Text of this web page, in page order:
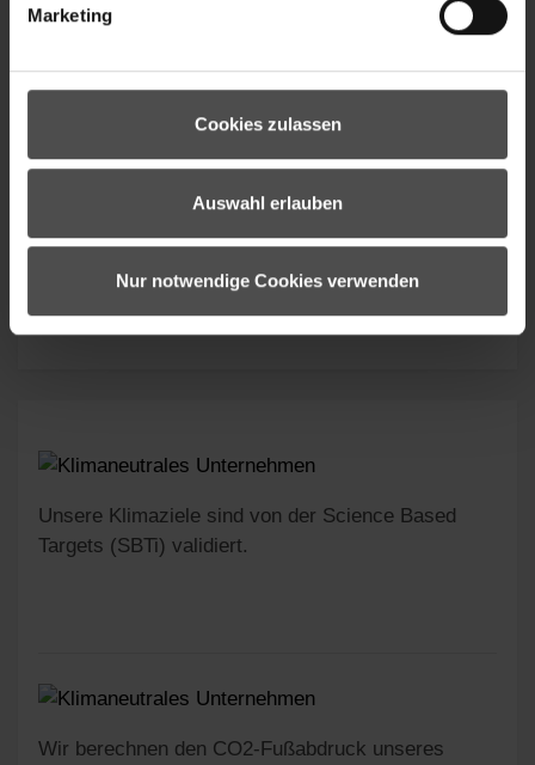
Marketing
Cookies zulassen
Auswahl erlauben
Nur notwendige Cookies verwenden
GARCEL-Z WS PR GLOVE MAN
Unsere Klimaziele sind von der Science Based
Targets (SBTi) validiert.
Wir berechnen den CO2-Fußabdruck unseres